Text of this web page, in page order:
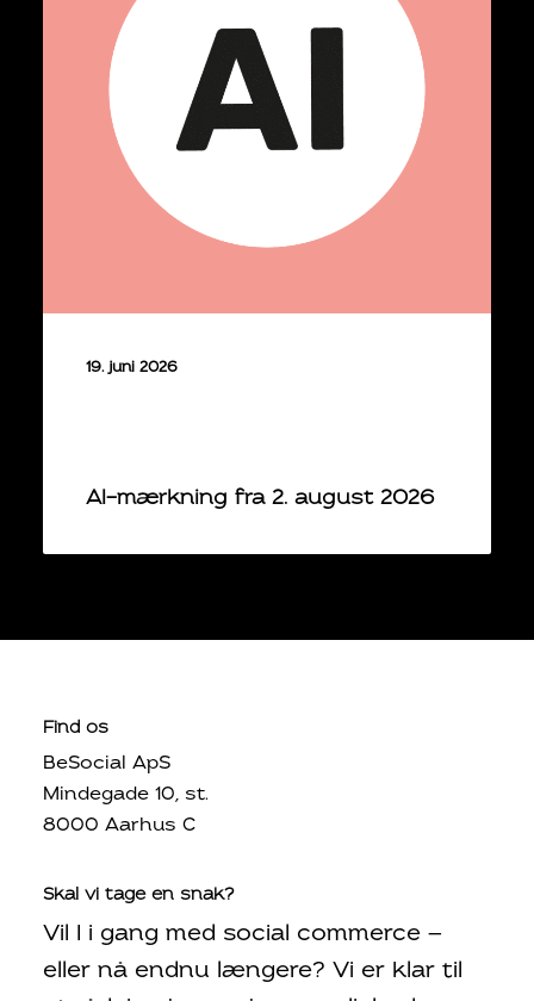
19. juni 2026
AI-mærkning fra 2. august 2026
Find os
BeSocial ApS
Mindegade 10, st.
8000 Aarhus C
Skal vi tage en snak?
Vil I i gang med social commerce —
eller nå endnu længere? Vi er klar til